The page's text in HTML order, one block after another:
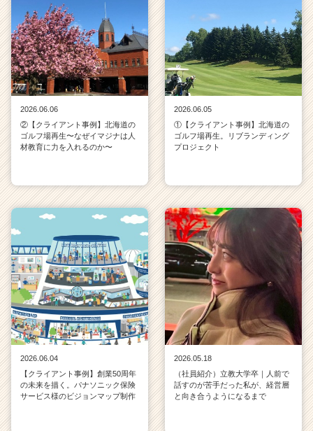
2026.06.06
②【クライアント事例】北海道の
ゴルフ場再生〜なぜイマジナは人
材教育に力を入れるのか〜
2026.06.05
①【クライアント事例】北海道の
ゴルフ場再生。リブランディング
プロジェクト
2026.06.04
【クライアント事例】創業50周年
の未来を描く。パナソニック保険
サービス様のビジョンマップ制作
2026.05.18
（社員紹介）立教大学卒｜人前で
話すのが苦手だった私が、経営層
と向き合うようになるまで